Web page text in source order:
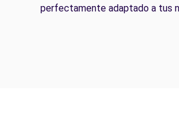
perfectamente adaptado a tus